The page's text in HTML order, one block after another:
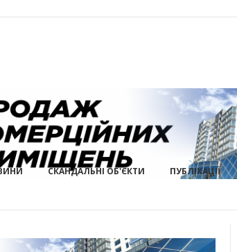
СКАНДАЛЬНІ ОБ'ЄКТИ ПУБЛІКАЦІЇ